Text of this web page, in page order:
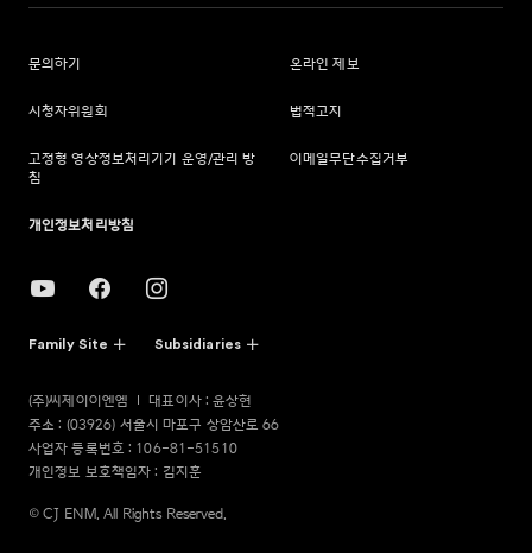
문의하기 온라인 제보
시청자위원회 법적고지
고정형 영상정보처리기기 운영/관리 방
침
이메일무단수집거부
개인정보처리방침
Family Site Subsidiaries
(주)씨제이이엔엠
대표이사 : 윤상현
주소 : (03926) 서울시 마포구 상암산로 66
사업자 등록번호 : 106-81-51510
개인정보 보호책임자 : 김지훈
© CJ ENM. All Rights Reserved.